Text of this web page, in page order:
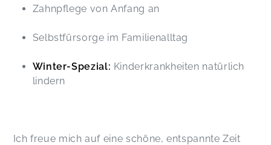
Zahnpflege von Anfang an
Selbstfürsorge im Familienalltag
Winter-Spezial: Kinderkrankheiten natürlich
lindern
Ich freue mich auf eine schöne, entspannte Zeit